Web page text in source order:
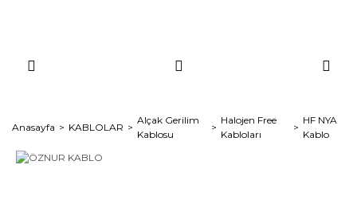
Anasayfa KABLOLAR
Alçak Gerilim
Kablosu
Halojen Free
Kabloları
HF NYA
Kablo